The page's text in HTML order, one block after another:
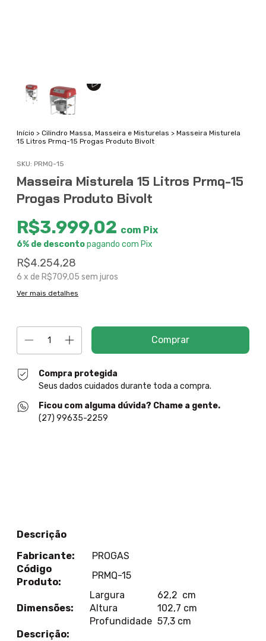
Início > Cilindro Massa, Masseira e Misturelas > Masseira Misturela
15 Litros Prmq-15 Progas Produto Bivolt
SKU: PRMQ-15
Masseira Misturela 15 Litros Prmq-15
Progas Produto Bivolt
R$4.254,28
R$3.999,02 com Pix
6 x de R$709,05 sem juros
6% de descontopagando com Pix
Ver mais detalhes
Compra protegida
Seus dados cuidados durante toda a compra.
Ficou com alguma dúvida? Chame a gente.
(27) 99635-2259
Descrição
Fabricante:
PROGAS
Código
Produto:
PRMQ-15
Dimensões:
Largura
62,2 cm
Altura
102,7 cm
Profundidade 57,3 cm
Descrição: